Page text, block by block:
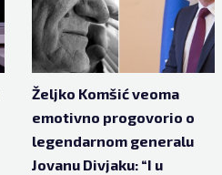
Željko Komšić veoma
emotivno progovorio o
legendarnom generalu
Jovanu Divjaku: “I u